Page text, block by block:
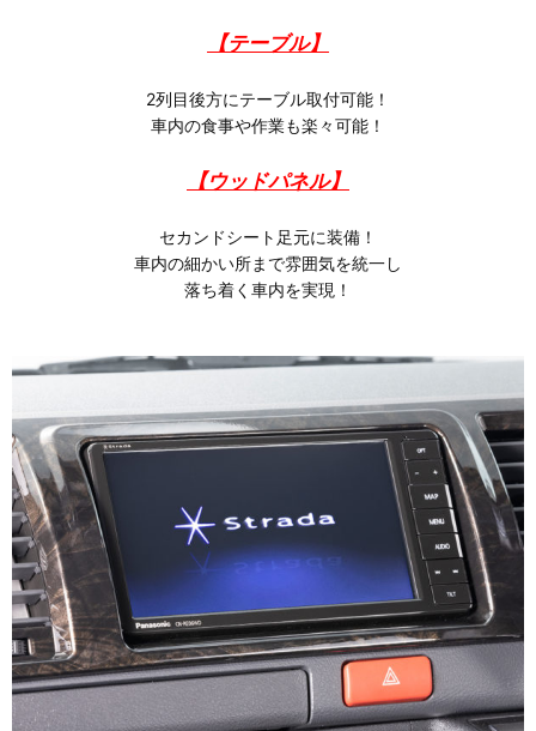
【テーブル】
2列目後方にテーブル取付可能！
車内の食事や作業も楽々可能！
【ウッドパネル】
セカンドシート足元に装備！
車内の細かい所まで雰囲気を統一し
落ち着く車内を実現！